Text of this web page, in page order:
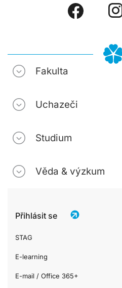
Fakulta
Uchazeči
Studium
Věda & výzkum
Přihlásit se
STAG
E-learning
E-mail / Office 365+